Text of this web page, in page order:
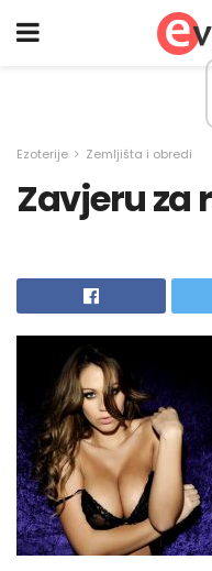
Ezoterije Zemljišta i obredi
Zavjeru za